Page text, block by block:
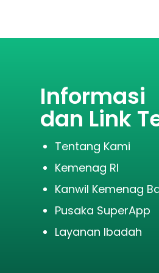
Informasi
dan Link
Tentang Kami
Kemenag RI
Kanwil Kemenag
Pusaka SuperApp
Layanan Ibadah